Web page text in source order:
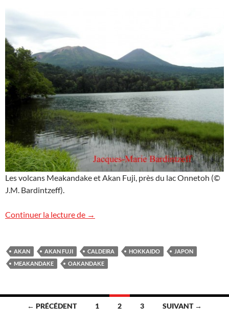
Les volcans Meakandake et Akan Fuji, près du lac Onnetoh (©
J.M. Bardintzeff).
Continuer la lecture de Volcans Meakandake et Akan Fuji, Japon
→
AKAN AKAN FUJI CALDEIRA HOKKAIDO
JAPON
MEAKANDAKE
OAKANDAKE
Navigation
← PRÉCÉDENT 1 2 3 SUIVANT →